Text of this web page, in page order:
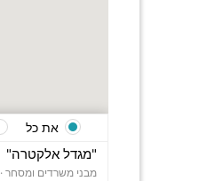
"מגדל אלקטרה"
מבני משרדים ומסחר ·
את כל